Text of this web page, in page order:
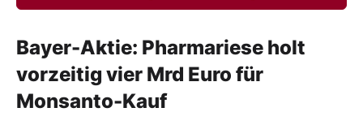
Anlageprodukte
Finanz-Check
Bayer-Aktie: Pharmariese holt
vorzeitig vier Mrd Euro für
Monsanto-Kauf